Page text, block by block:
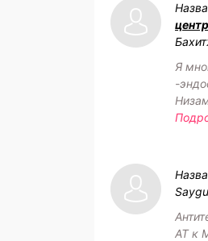
центр
Я
-
АТ к